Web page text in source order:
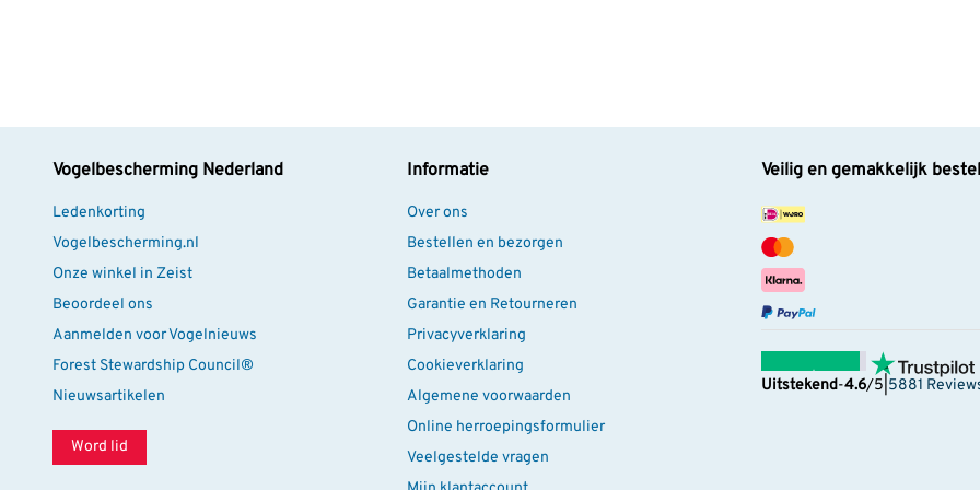
Vogelbescherming Nederland
Ledenkorting
Vogelbescherming.nl
Onze winkel in Zeist
Beoordeel ons
Aanmelden voor Vogelnieuws
Forest Stewardship Council®
Nieuwsartikelen
Word lid
Informatie
Over ons
Bestellen en bezorgen
Betaalmethoden
Garantie en Retourneren
Privacyverklaring
Cookieverklaring
Algemene voorwaarden
Online herroepingsformulier
Veelgestelde vragen
Veilig en gemakkelijk
Uitstekend-4.6/5 5881